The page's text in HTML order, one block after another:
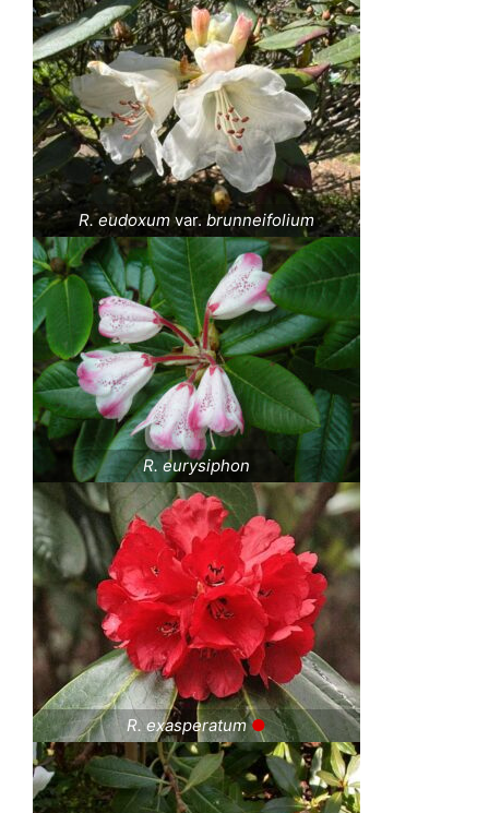
R. eudoxumvar. brunneifolium
R. eurysiphon
R. exasperatum ●